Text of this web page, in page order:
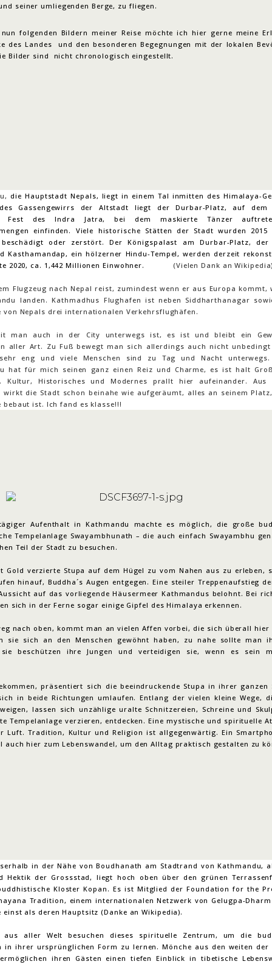
seiner umliegenden Berge, zu fliegen.
folgenden Bildern meiner Reise möchte ich hier gerne meine
des Landes und den besonderen Begegnungen mit der lokalen
Bilder sind nicht chronologisch eingestellt.
die Hauptstadt Nepals, liegt in einem Tal inmitten des Himalaya-
Gassengewirrs der Altstadt liegt der Durbar-Platz, auf
Fest des Indra Jatra, bei dem maskierte Tänzer
einfinden. Viele historische Stätten der Stadt wurden 2015
beschädigt oder zerstört. Der Königspalast am Durbar-Platz, der
Kasthamandap, ein hölzerner Hindu-Tempel, werden derzeit
2020, ca. 1,442 Millionen Einwohner. (Vielen Dank an
Flugzeug nach Nepal reist, zumindest wenn er aus Europa kommt,
landen. Kathmadhus Flughafen ist neben Siddharthanagar
von Nepals drei internationalen Verkehrsflughäfen.
man auch in der City unterwegs ist, es ist und bleibt ein
aller Art. Zu Fuß bewegt man sich allerdings auch nicht
eng und viele Menschen sind zu Tag und Nacht unterwegs.
hat für mich seinen ganz einen Reiz und Charme, es ist halt
Kultur, Historisches und Modernes prallt hier aufeinander. Aus
wirkt die Stadt schon beinahe wie aufgeräumt, alles an seinem
bebaut ist. Ich fand es klasse!!!
Aufenthalt in Kathmandu machte es möglich, die große
Tempelanlage Swayambhunath – die auch einfach Swayambhu
Teil der Stadt zu besuchen.
Gold verzierte Stupa auf dem Hügel zu vom Nahen aus zu erleben,
hinauf, Buddha´s Augen entgegen. Eine steiler Treppenaufstieg
auf das vorliegende Häusermeer Kathmandus belohnt. Bei
sich in der Ferne sogar einige Gipfel des Himalaya erkennen.
nach oben, kommt man an vielen Affen vorbei, die sich überall
sie sich an den Menschen gewöhnt haben, zu nahe sollte man
sie beschützen ihre Jungen und verteidigen sie, wenn es sein
präsentiert sich die beeindruckende Stupa in ihrer ganzen
in beide Richtungen umlaufen. Entlang der vielen kleine Wege,
lassen sich unzählige uralte Schnitzereien, Schreine und
Tempelanlage verzieren, entdecken. Eine mystische und spirituelle
Luft. Tradition, Kultur und Religion ist allgegenwärtig. Ein
auch hier zum Lebenswandel, um den Alltag praktisch gestalten zu
in der Nähe von Boudhanath am Stadtrand von Kathmandu,
Hektik der Grossstad, liegt hoch oben über den grünen
Kloster Kopan. Es ist Mitglied der Foundation for the
Tradition, einem internationalen Netzwerk von Gelugpa-
einst als deren Hauptsitz (Danke an Wikipedia).
aus aller Welt besuchen dieses spirituelle Zentrum, um die
in ihrer ursprünglichen Form zu lernen. Mönche aus den weiten der
ihren Gästen einen tiefen Einblick in tibetische